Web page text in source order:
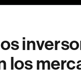
los